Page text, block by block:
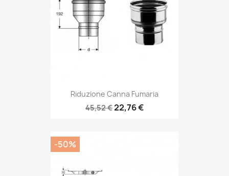
Riduzione Canna Fumaria
45,52 €22,76 €
-50%